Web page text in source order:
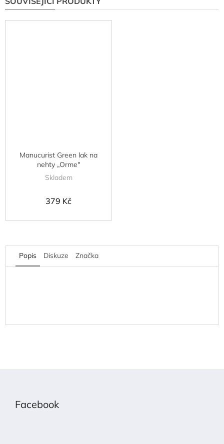
Manucurist Green lak na
nehty „Orme"
Skladem
379 Kč
Popis Diskuze Značka
Facebook